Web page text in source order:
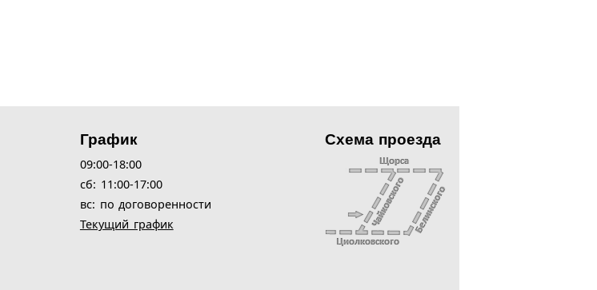
График
09:00-18:00
cб: 11:00-17:00
вс: по договоренности
Текущий график
Схема проезда